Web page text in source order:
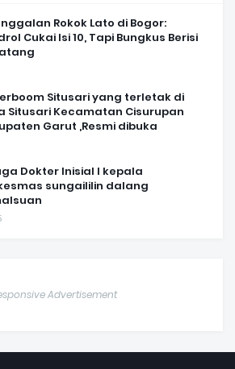
Rokok Lato di Bogor:
Cukai Isi 10, Tapi Bungkus Berisi
Situsari yang terletak di
Situsari Kecamatan Cisurupan
Garut ,Resmi dibuka
Dokter Inisial I kepala
sungaililin dalang
Advertisement